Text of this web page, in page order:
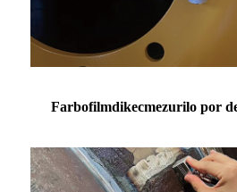
Farbofilmdikecmezurilo por